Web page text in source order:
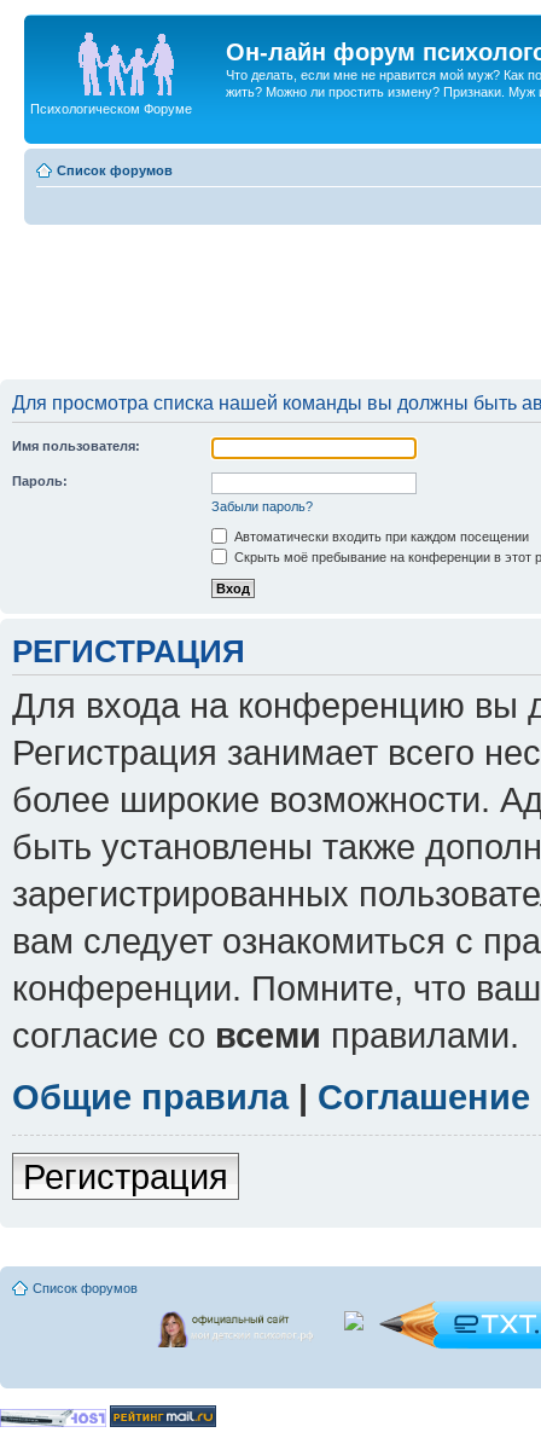
Он-лайн форум
Что делать, если мне не нравится мой муж? Как
жить? Можно ли простить измену? Признаки. Муж
Психологическом Форуме
Список форумов
Для просмотра списка нашей команды вы должны быть
Имя пользователя:
Пароль:
Забыли пароль?
Автоматически входить при каждом посещении
Скрыть моё пребывание на конференции в этот
РЕГИСТРАЦИЯ
Для входа на конференцию вы
Регистрация занимает всего
более широкие возможности.
быть установлены также
зарегистрированных
вам следует ознакомиться с
конференции. Помните, что
согласие со всеми правилами.
Общие правила|
Регистрация
Список форумов